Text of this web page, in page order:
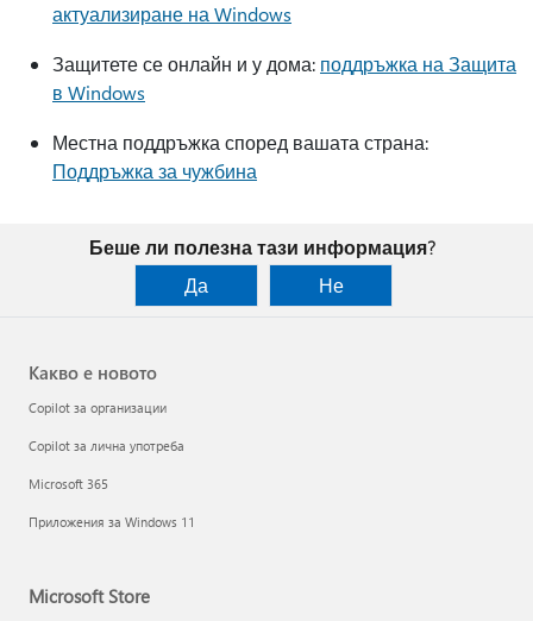
актуализиране на Windows
Защитете се онлайн и у дома: поддръжка на Защита
в Windows
Местна поддръжка според вашата страна:
Поддръжка за чужбина
Беше ли полезна тази информация?
Да
Не
Какво е новото
Copilot за организации
Copilot за лична употреба
Microsoft 365
Приложения за Windows 11
Microsoft Store